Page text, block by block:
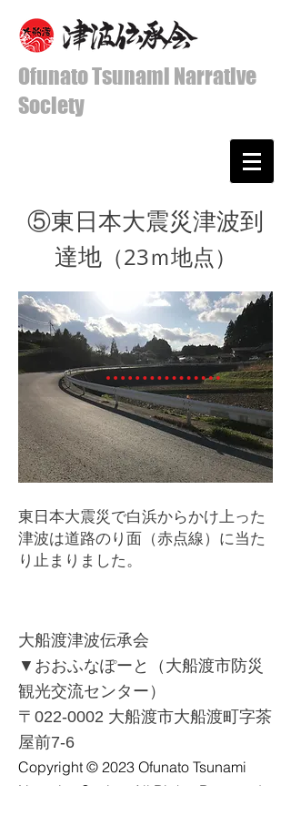
Ofunato Tsunami Narrative
Society
​⑤東日本大震災津波到
達地 （23ｍ地点）
東日本大震災で白浜からかけ上った
津波は道路のり面（赤点線）に当た
り止まりました。
大船渡津波伝承会
▼ おおふなぽーと（大船渡市防災
観光交流センター）
〒022-0002 大船渡市大船渡町字茶
屋前7-6
Copyright ​© 2023 Ofunato Tsunami
Narrative Society All Rights Reserved.